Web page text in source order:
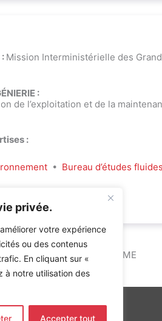
privée.
votre expérience
ou des contenus
En cliquant sur «
à notre utilisation des
Accepter tout
: Mission Interministérielle des
:
de l’exploitation et de la
:
• Bureau d’études fluides
L’EVOLUTION A PARIS 5EME